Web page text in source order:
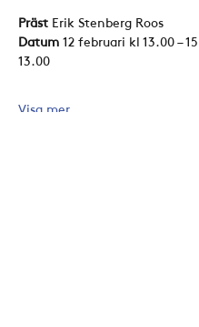
Präst Erik Stenberg Roos
Datum 12 februari kl 13.00 –
13.00
Visa mer